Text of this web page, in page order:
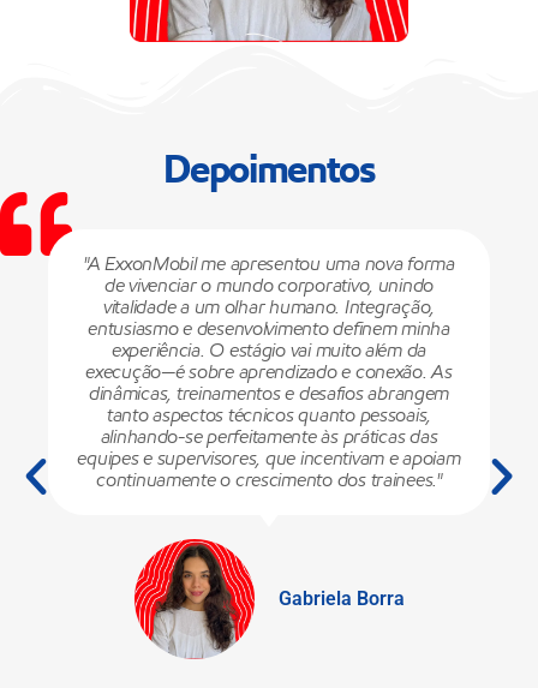
Depoimentos
"A ExxonMobil me apresentou uma nova forma
de vivenciar o mundo corporativo, unindo
vitalidade a um olhar humano. Integração,
entusiasmo e desenvolvimento definem minha
experiência. O estágio vai muito além da
execução—é sobre aprendizado e conexão. As
dinâmicas, treinamentos e desafios abrangem
tanto aspectos técnicos quanto pessoais,
alinhando-se perfeitamente às práticas das
equipes e supervisores, que incentivam e apoiam
continuamente o crescimento dos trainees."
Gabriela Borra